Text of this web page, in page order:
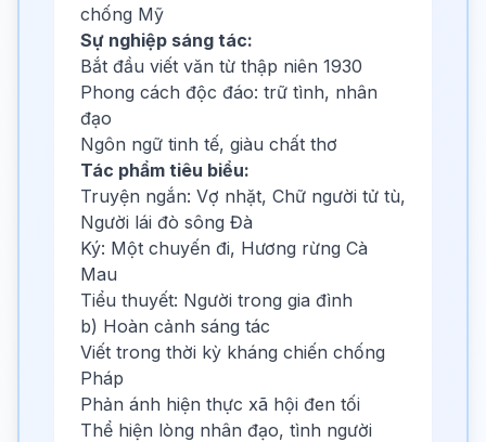
chống Mỹ
Sự nghiệp sáng tác:
Bắt đầu viết văn từ thập niên 1930
Phong cách độc đáo: trữ tình, nhân
đạo
Ngôn ngữ tinh tế, giàu chất thơ
Tác phẩm tiêu biểu:
Truyện ngắn: Vợ nhặt, Chữ người tử tù,
Người lái đò sông Đà
Ký: Một chuyến đi, Hương rừng Cà
Mau
Tiểu thuyết: Người trong gia đình
b) Hoàn cảnh sáng tác
Viết trong thời kỳ kháng chiến chống
Pháp
Phản ánh hiện thực xã hội đen tối
Thể hiện lòng nhân đạo, tình người